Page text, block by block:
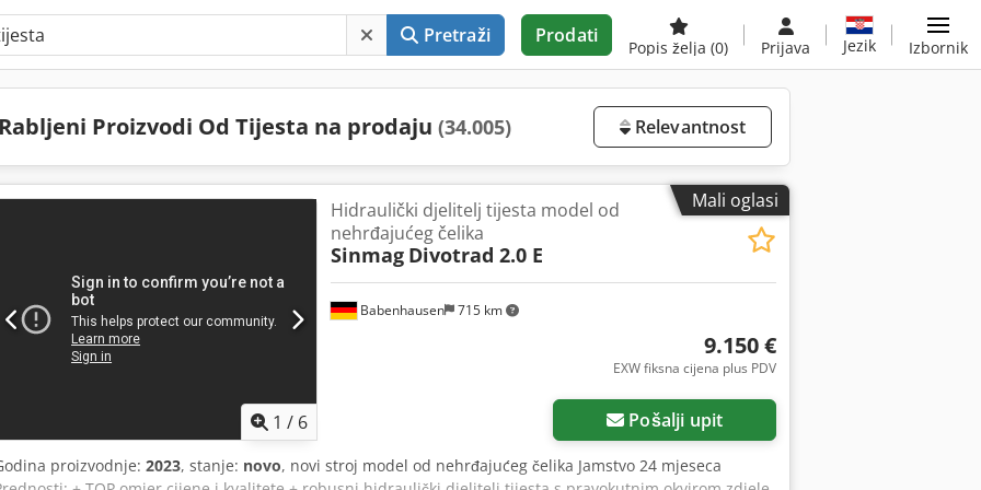
Pretraži Prodati
Popis želja (0) Prijava Jezik Izbornik
Rabljeni Proizvodi Od Tijesta na prodaju (34.005) Relevantnost
Mali oglasi
1 / 6
Babenhausen 715 km
Hidraulički djelitelj tijesta model od
nehrđajućeg čelika
Sinmag Divotrad 2.0 E
9.150 €
EXW fiksna cijena plus PDV
Pošalji upit
proizvodnje: 2023, stanje: novo, novi stroj model od nehrđajućeg čelika Jamstvo 24 mjeseca